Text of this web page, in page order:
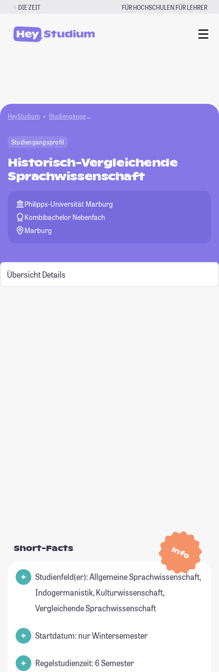
Zum
springen
DIE ZEIT FÜR HOCHSCHULEN|FÜR LEHRER
HeyStudium Studiengänge
Studiengangsprofil
Historisch-Vergleichende
Sprachwissenschaft
Philipps-Universität Marburg
Kombibachelor Nebenfach
Marburg
Übersicht Details
Info
Short-Facts
Studienfeld(er): Allgemeine Sprachwissenschaft,
Indogermanistik, Kulturwissenschaft,
Vergleichende Sprachwissenschaft
Startdatum: nur Wintersemester
Regelstudienzeit: 6 Semester